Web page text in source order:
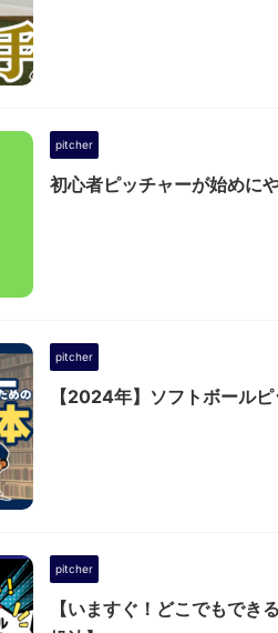
pitcher
初心者ピッチャーが始めに
pitcher
【2024年】ソフトボール
pitcher
【いますぐ！どこでもで